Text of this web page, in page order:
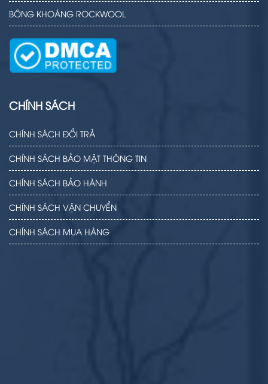
BÔNG KHOÁNG ROCKWOOL
CHÍNH SÁCH
CHÍNH SÁCH ĐỔI TRẢ
CHÍNH SÁCH BẢO MẬT THÔNG TIN
CHÍNH SÁCH BẢO HÀNH
CHÍNH SÁCH VẬN CHUYỂN
CHÍNH SÁCH MUA HÀNG